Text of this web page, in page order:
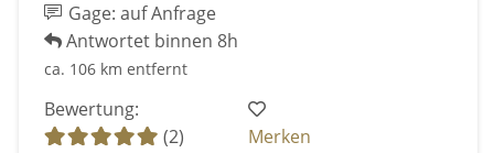
Gage: auf Anfrage
Antwortet binnen 8h
ca. 106 km entfernt
Bewertung:
(2)
Merken